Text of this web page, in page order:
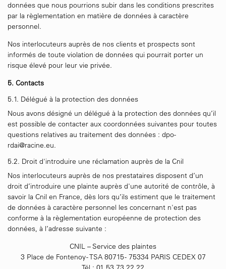
données que nous pourrions subir dans les conditions prescrites
par la règlementation en matière de données à caractère
personnel.
Nos interlocuteurs auprès de nos clients et prospects sont
informés de toute violation de données qui pourrait porter un
risque élevé pour leur vie privée.
5. Contacts
5.1. Délégué à la protection des données
Nous avons désigné un délégué à la protection des données qu’il
est possible de contacter aux coordonnées suivantes pour toutes
questions relatives au traitement des données : dpo-
rdai@racine.eu.
5.2. Droit d'introduire une réclamation auprès de la Cnil
Nos interlocuteurs auprès de nos prestataires disposent d’un
droit d’introduire une plainte auprès d'une autorité de contrôle, à
savoir la Cnil en France, dès lors qu’ils estiment que le traitement
de données à caractère personnel les concernant n'est pas
conforme à la règlementation européenne de protection des
données, à l’adresse suivante :
CNIL – Service des plaintes
3 Place de Fontenoy - TSA 80715 - 75334 PARIS CEDEX 07